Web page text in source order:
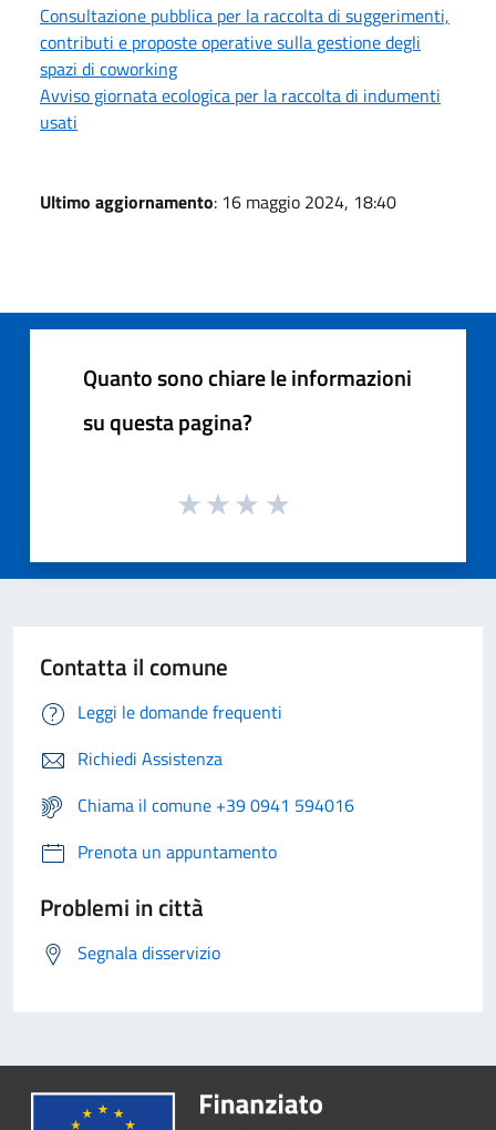
Consultazione pubblica per la raccolta di suggerimenti,
contributi e proposte operative sulla gestione degli
spazi di coworking
Avviso giornata ecologica per la raccolta di indumenti
usati
Ultimo aggiornamento: 16 maggio 2024, 18:40
Quanto sono chiare le informazioni
su questa pagina?
Contatta il comune
Leggi le domande frequenti
Richiedi Assistenza
Chiama il comune +39 0941 594016
Prenota un appuntamento
Problemi in città
Segnala disservizio